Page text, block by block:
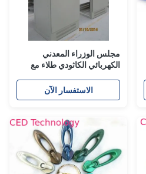
مجلس الوزراء المعدني
الكهربائي الكاثودي طلاء مع
الاستفسار الآن